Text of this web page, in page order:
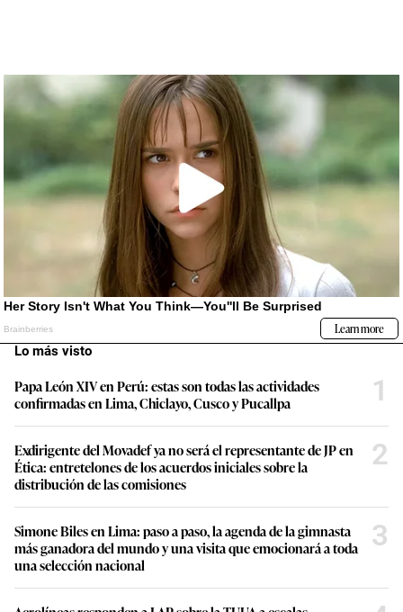
Lo más visto
Papa León XIV en Perú: estas son todas las actividades
confirmadas en Lima, Chiclayo, Cusco y Pucallpa
1
Exdirigente del Movadef ya no será el representante de JP en
Ética: entretelones de los acuerdos iniciales sobre la
distribución de las comisiones
2
Simone Biles en Lima: paso a paso, la agenda de la gimnasta
más ganadora del mundo y una visita que emocionará a toda
una selección nacional
3